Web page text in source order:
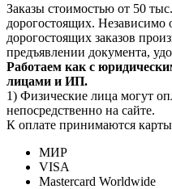
Заказы стоимостью от 50
дорогостоящих. Независимо
дорогостоящих заказов
предъявлении документа,
Работаем как с
лицами и ИП.
1) Физические лица могут
непосредственно на сайте.
К оплате принимаются
МИР
VISA
Mastercard Worldwide